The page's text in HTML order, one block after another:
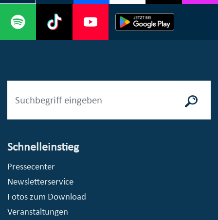
Schnelleinstieg
Pressecenter
Newsletterservice
Fotos zum Download
Veranstaltungen